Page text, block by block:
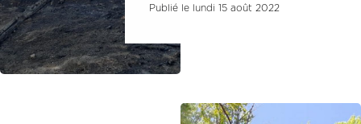
Publié le lundi 15 août 2022